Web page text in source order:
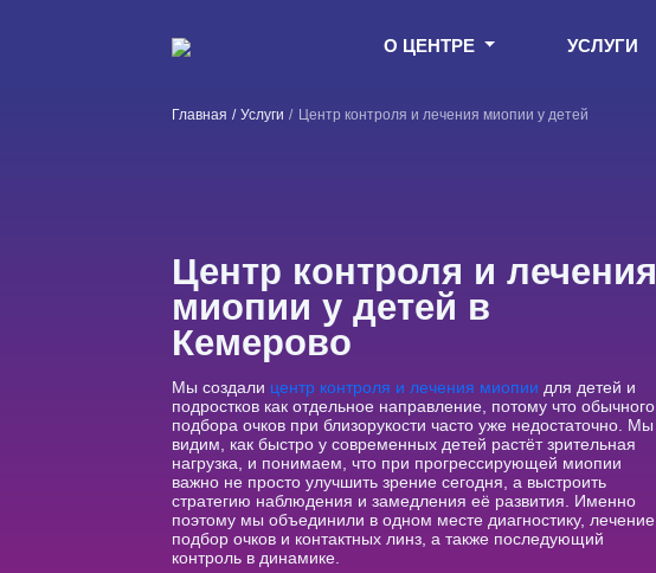
О ЦЕНТРЕ УСЛУГИ
Главная Услуги Центр контроля и лечения миопии у детей
Центр контроля и лечения
миопии у детей в
Кемерово
Мы создали центр контроля и лечения миопии для детей и
подростков как отдельное направление, потому что обычного
подбора очков при близорукости часто уже недостаточно. Мы
видим, как быстро у современных детей растёт зрительная
нагрузка, и понимаем, что при прогрессирующей миопии
важно не просто улучшить зрение сегодня, а выстроить
стратегию наблюдения и замедления её развития. Именно
поэтому мы объединили в одном месте диагностику, лечение,
подбор очков и контактных линз, а также последующий
контроль в динамике.